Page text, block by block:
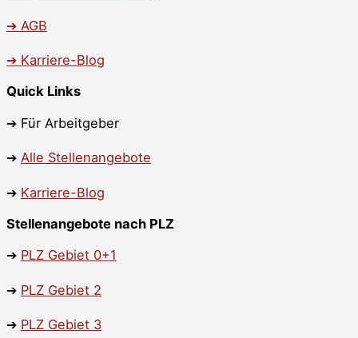
➔ AGB
➔ Karriere-Blog
Quick Links
➔ Für Arbeitgeber
➔ Alle Stellenangebote
➔ Karriere-Blog
Stellenangebote nach PLZ
➔ PLZ Gebiet 0+1
➔ PLZ Gebiet 2
➔ PLZ Gebiet 3